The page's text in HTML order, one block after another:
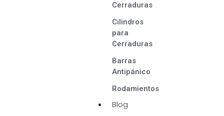
Cerraduras
Cilindros
para
Cerraduras
Barras
Antipánico
Rodamientos
Blog